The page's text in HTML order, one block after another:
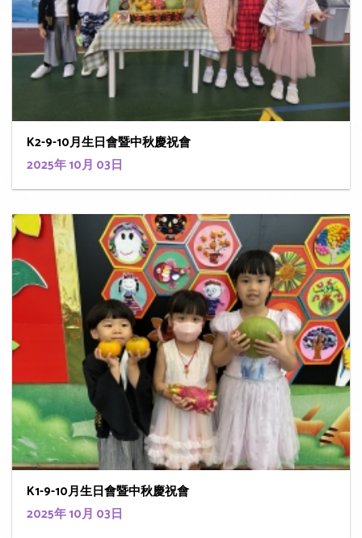
K2-9-10月生日會暨中秋慶祝會
2025年 10月 03日
K1-9-10月生日會暨中秋慶祝會
2025年 10月 03日